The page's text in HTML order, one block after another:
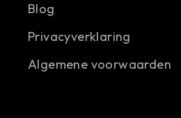
Blog
Privacyverklaring
Algemene voorwaarden